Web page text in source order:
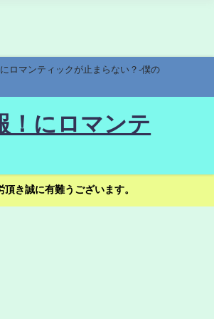
ロマンティックが止まらない？-僕の
！にロマンテ
き誠に有難うございます。